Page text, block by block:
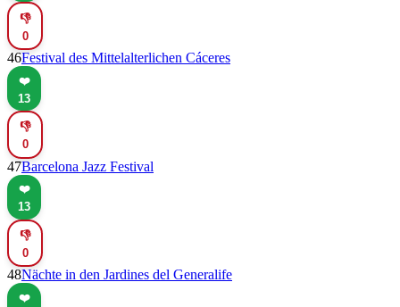
👎
0
46Festival des Mittelalterlichen Cáceres
❤️
13
👎
0
47Barcelona Jazz Festival
❤️
13
👎
0
48Nächte in den Jardines del Generalife
❤️